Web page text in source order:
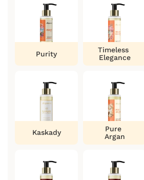
Purity
Timeless
Elegance
Kaskady
Pure
Argan